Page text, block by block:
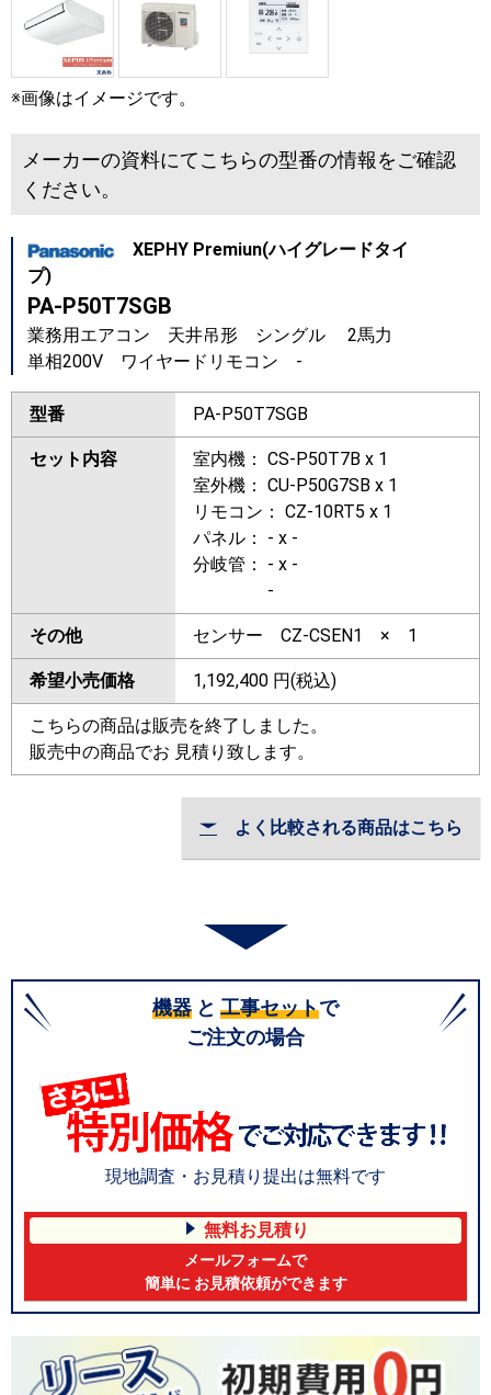
※画像はイメージです。
メーカーの資料にてこちらの型番の情報をご確認
ください。
XEPHY Premiun(ハイグレードタイ
プ)
PA-P50T7SGB
業務用エアコン 天井吊形 シングル 2馬力
単相200V ワイヤードリモコン -
型番 PA-P50T7SGB
セット内容
室内機： CS-P50T7B x 1
室外機： CU-P50G7SB x 1
リモコン： CZ-10RT5 x 1
パネル： - x -
分岐管： - x -
-
その他 センサー CZ-CSEN1 × 1
希望小売価格 1,192,400 円(税込)
こちらの商品は販売を終了しました。
販売中の商品でお 見積り致します。
よく比較される商品はこちら
機器 と 工事セットで
ご注文の場合
現地調査・お見積り提出は無料です
無料お見積り
メールフォームで
簡単に お見積依頼ができます